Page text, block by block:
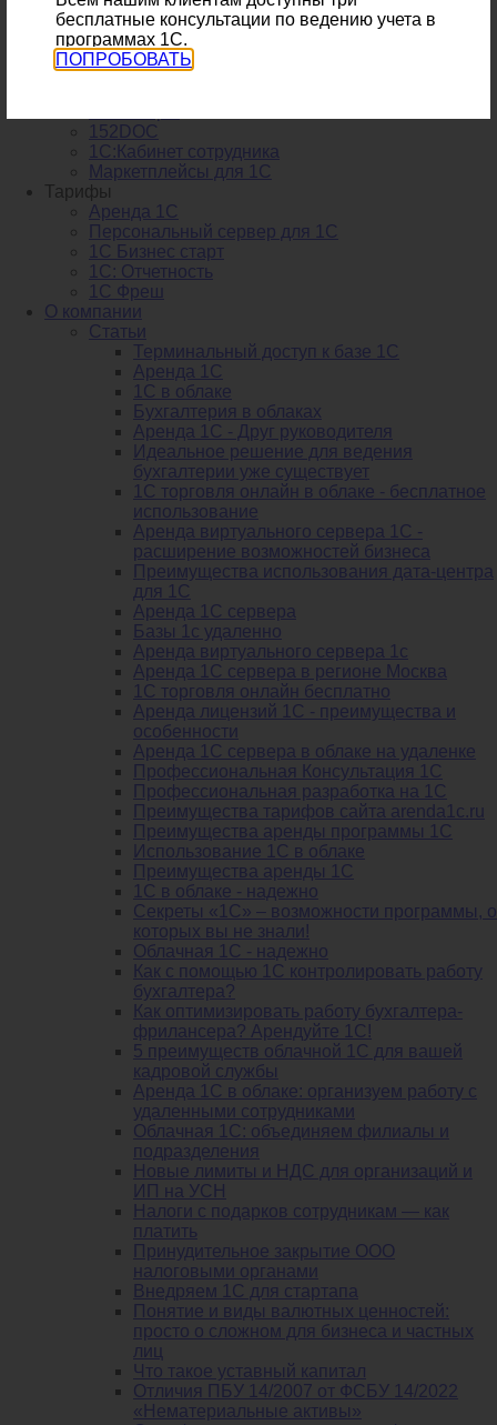
1С:ЭДО
1С:Директ Банк
1С:ИТС
1С:Номенклатура
152DOC
1С:Кабинет сотрудника
Маркетплейсы для 1С
Тарифы
Аренда 1С
Персональный сервер для 1С
1С Бизнес старт
1С: Отчетность
1C Фреш
О компании
Статьи
Терминальный доступ к базе 1С
Аренда 1С
1С в облаке
Бухгалтерия в облаках
Аренда 1С - Друг руководителя
Идеальное решение для ведения
бухгалтерии уже существует
1С торговля онлайн в облаке - бесплатное
использование
Аренда виртуального сервера 1С -
расширение возможностей бизнеса
Преимущества использования дата-центра
для 1С
Аренда 1С сервера
Базы 1с удаленно
Аренда виртуального сервера 1с
Аренда 1С сервера в регионе Москва
1С торговля онлайн бесплатно
Аренда лицензий 1С - преимущества и
особенности
Аренда 1С сервера в облаке на удаленке
Профессиональная Консультация 1С
Профессиональная разработка на 1С
Преимущества тарифов сайта arenda1c.ru
Преимущества аренды программы 1С
Использование 1С в облаке
Преимущества аренды 1С
1С в облаке - надежно
Секреты «1С» – возможности программы, о
которых вы не знали!
Облачная 1С - надежно
Как с помощью 1С контролировать работу
бухгалтера?
Как оптимизировать работу бухгалтера-
фрилансера? Арендуйте 1С!
5 преимуществ облачной 1С для вашей
кадровой службы
Аренда 1С в облаке: организуем работу с
удаленными сотрудниками
Облачная 1С: объединяем филиалы и
подразделения
Новые лимиты и НДС для организаций и
ИП на УСН
Налоги с подарков сотрудникам — как
платить
Принудительное закрытие ООО
налоговыми органами
Внедряем 1С для стартапа
Понятие и виды валютных ценностей:
просто о сложном для бизнеса и частных
лиц
Что такое уставный капитал
Отличия ПБУ 14/2007 от ФСБУ 14/2022
«Нематериальные активы»
бесплатные консультации по ведению учета в
программах 1С.
ПОПРОБОВАТЬ